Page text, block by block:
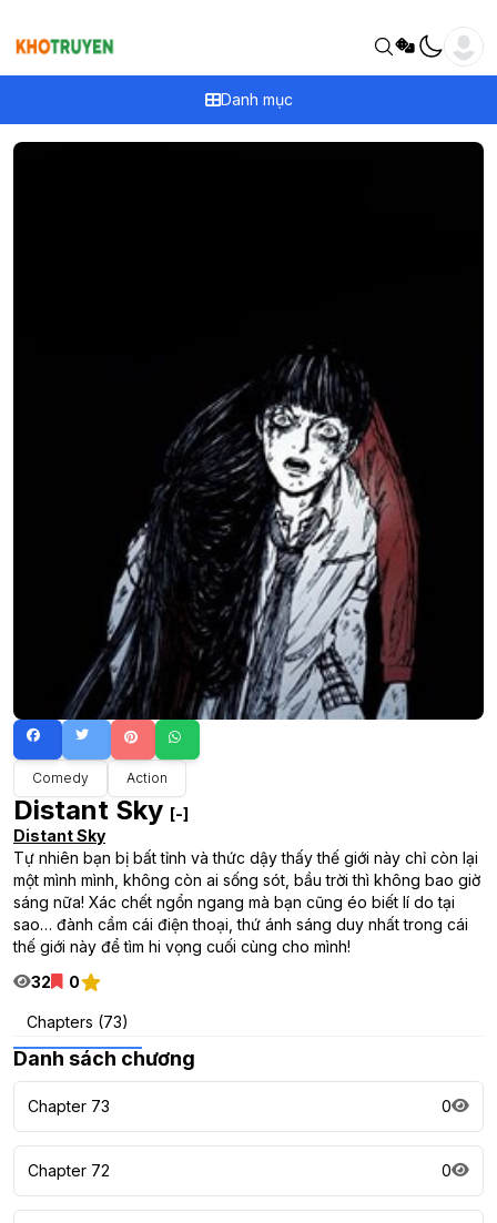
Danh mục
Comedy Action
Distant Sky [-]
Distant Sky
Tự nhiên bạn bị bất tỉnh và thức dậy thấy thế giới này chỉ còn lại
một mình mình, không còn ai sống sót, bầu trời thì không bao giờ
sáng nữa! Xác chết ngổn ngang mà bạn cũng éo biết lí do tại
sao… đành cầm cái điện thoại, thứ ánh sáng duy nhất trong cái
thế giới này để tìm hi vọng cuối cùng cho mình!
32
0
Chapters (73)
Danh sách chương
Chapter 73 0
Chapter 72 0